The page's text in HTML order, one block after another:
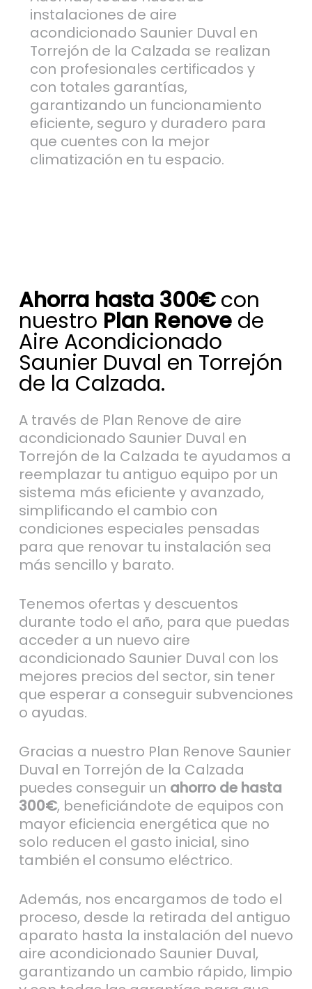
instalaciones de aire
acondicionado Saunier Duval en
Torrejón de la Calzada se realizan
con profesionales certificados y
con totales garantías,
garantizando un funcionamiento
eficiente, seguro y duradero para
que cuentes con la mejor
climatización en tu espacio.
Ahorra hasta 300€con
nuestro Plan Renovede
Aire Acondicionado
Saunier Duval en Torrejón
de la Calzada.
A través de Plan Renove de aire
acondicionado Saunier Duval en
Torrejón de la Calzada te ayudamos a
reemplazar tu antiguo equipo por un
sistema más eficiente y avanzado,
simplificando el cambio con
condiciones especiales pensadas
para que renovar tu instalación sea
más sencillo y barato.
Tenemos ofertas y descuentos
durante todo el año, para que puedas
acceder a un nuevo aire
acondicionado Saunier Duval con los
mejores precios del sector, sin tener
que esperar a conseguir subvenciones
o ayudas.
Gracias a nuestro Plan Renove Saunier
Duval en Torrejón de la Calzada
puedes conseguir un ahorro de hasta
300€, beneficiándote de equipos con
mayor eficiencia energética que no
solo reducen el gasto inicial, sino
también el consumo eléctrico.
Además, nos encargamos de todo el
proceso, desde la retirada del antiguo
aparato hasta la instalación del nuevo
aire acondicionado Saunier Duval,
garantizando un cambio rápido, limpio